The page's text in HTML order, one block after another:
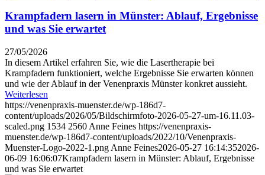
Krampfadern lasern in Münster: Ablauf, Ergebnisse
und was Sie erwartet
27/05/2026
In diesem Artikel erfahren Sie, wie die Lasertherapie bei
Krampfadern funktioniert, welche Ergebnisse Sie erwarten können
und wie der Ablauf in der Venenpraxis Münster konkret aussieht.
Weiterlesen
https://venenpraxis-muenster.de/wp-186d7-
content/uploads/2026/05/Bildschirmfoto-2026-05-27-um-16.11.03-
scaled.png 1534 2560 Anne Feines https://venenpraxis-
muenster.de/wp-186d7-content/uploads/2022/10/Venenpraxis-
Muenster-Logo-2022-1.png Anne Feines2026-05-27 16:14:352026-
06-09 16:06:07Krampfadern lasern in Münster: Ablauf, Ergebnisse
und was Sie erwartet